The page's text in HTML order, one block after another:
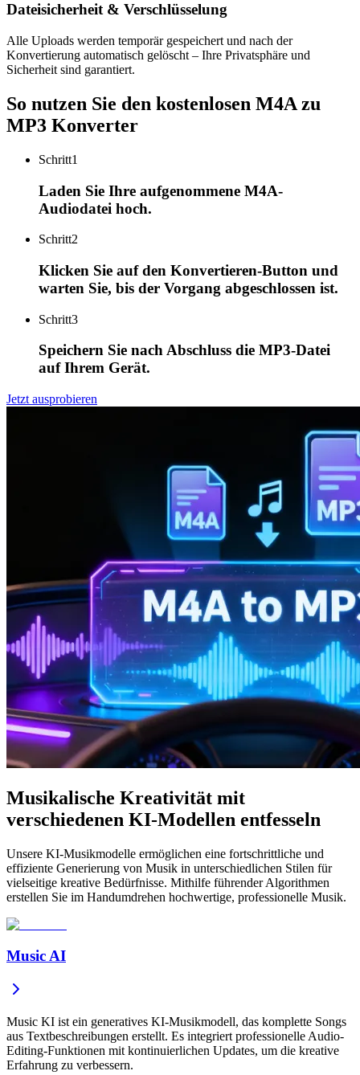
Dateisicherheit & Verschlüsselung
Alle Uploads werden temporär gespeichert und nach der
Konvertierung automatisch gelöscht – Ihre Privatsphäre und
Sicherheit sind garantiert.
So nutzen Sie den kostenlosen M4A zu
MP3 Konverter
Schritt1
Laden Sie Ihre aufgenommene M4A-
Audiodatei hoch.
Schritt2
Klicken Sie auf den Konvertieren-Button und
warten Sie, bis der Vorgang abgeschlossen ist.
Schritt3
Speichern Sie nach Abschluss die MP3-Datei
auf Ihrem Gerät.
Jetzt ausprobieren
Musikalische Kreativität mit
verschiedenen KI-Modellen entfesseln
Unsere KI-Musikmodelle ermöglichen eine fortschrittliche und
effiziente Generierung von Musik in unterschiedlichen Stilen für
vielseitige kreative Bedürfnisse. Mithilfe führender Algorithmen
erstellen Sie im Handumdrehen hochwertige, professionelle Musik.
Music AI
Music KI ist ein generatives KI-Musikmodell, das komplette Songs
aus Textbeschreibungen erstellt. Es integriert professionelle Audio-
Editing-Funktionen mit kontinuierlichen Updates, um die kreative
Erfahrung zu verbessern.